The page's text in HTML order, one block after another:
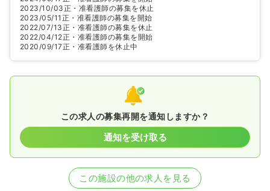
2023/10/03正・准看護師の募集を休止
2023/05/11 正・准看護師の募集を開始
2022/07/13正・准看護師の募集を休止
2022/04/12正・准看護師の募集を開始
2020/09/17正・准看護師を休止中
この求人の募集再開を通知しますか？
通知を受け取る
この施設の他の求人を見る